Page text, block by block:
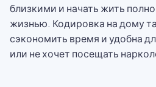
близкими и начать жить
жизнью. Кодировка на дому
сэкономить время и удобна
или не хочет посещать